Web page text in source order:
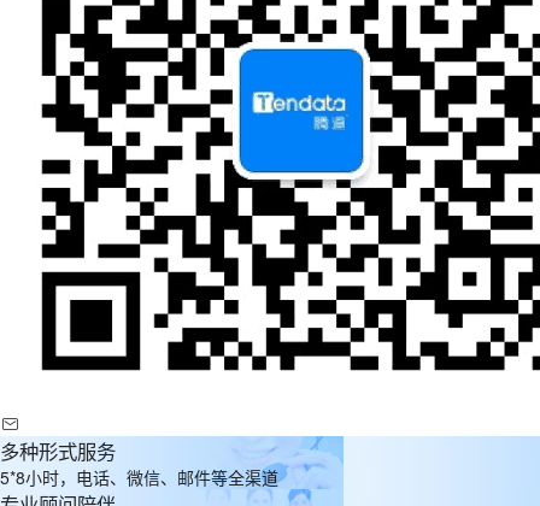
多种形式服务
5*8小时，电话、微信、邮件等全渠道